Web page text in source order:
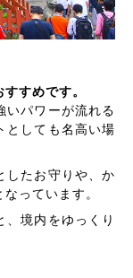
すめです。
いパワーが流れる
としても名高い場
したお守りや、か
っています。
、境内をゆっくり